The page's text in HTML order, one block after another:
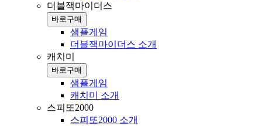
더블잭마이더스
바로구매
샘플게임
더블잭마이더스 소개
캐치미
바로구매
샘플게임
캐치미 소개
스피또2000
스피또2000 소개